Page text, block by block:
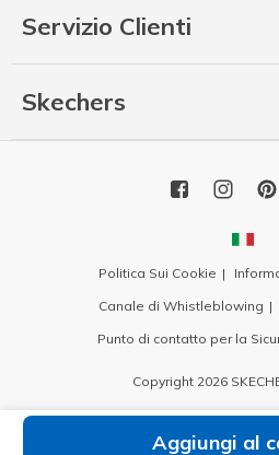
Aggiungi al
Servizio Clienti
Skechers
Politica Sui Cookie
Canale di Whistleblowing
Punto di contatto per la
Copyright 2026